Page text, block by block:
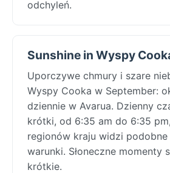
odchyleń.
Sunshine in Wyspy
Uporczywe chmury i szare
Wyspy Cooka w September:
dziennie w Avarua. Dzienny
krótki, od 6:35 am do 6:35
regionów kraju widzi podobne
warunki. Słoneczne momenty
krótkie.